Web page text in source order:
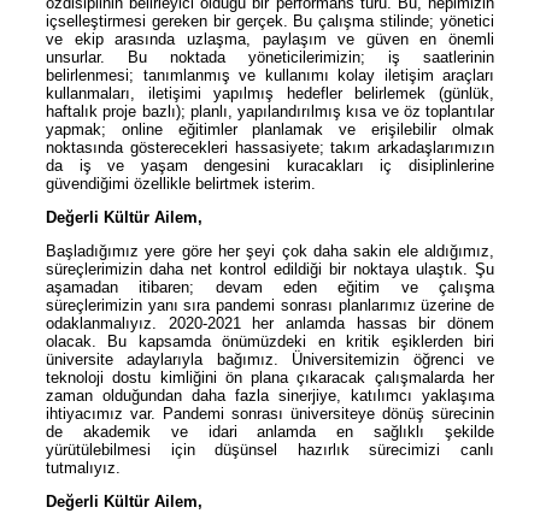
içselleştirmesi gereken bir gerçek. Bu çalışma stilinde; yönetici
ve ekip arasında uzlaşma, paylaşım ve güven en önemli
unsurlar. Bu noktada yöneticilerimizin; iş saatlerinin
belirlenmesi; tanımlanmış ve kullanımı kolay iletişim araçları
kullanmaları, iletişimi yapılmış hedefler belirlemek (günlük,
haftalık proje bazlı); planlı, yapılandırılmış kısa ve öz toplantılar
yapmak; online eğitimler planlamak ve erişilebilir olmak
noktasında gösterecekleri hassasiyete; takım arkadaşlarımızın
da iş ve yaşam dengesini kuracakları iç disiplinlerine
güvendiğimi özellikle belirtmek isterim.
Değerli Kültür Ailem,
Başladığımız yere göre her şeyi çok daha sakin ele aldığımız,
süreçlerimizin daha net kontrol edildiği bir noktaya ulaştık. Şu
aşamadan itibaren; devam eden eğitim ve çalışma
süreçlerimizin yanı sıra pandemi sonrası planlarımız üzerine de
odaklanmalıyız. 2020-2021 her anlamda hassas bir dönem
olacak. Bu kapsamda önümüzdeki en kritik eşiklerden biri
üniversite adaylarıyla bağımız. Üniversitemizin öğrenci ve
teknoloji dostu kimliğini ön plana çıkaracak çalışmalarda her
zaman olduğundan daha fazla sinerjiye, katılımcı yaklaşıma
ihtiyacımız var. Pandemi sonrası üniversiteye dönüş sürecinin
de akademik ve idari anlamda en sağlıklı şekilde
yürütülebilmesi için düşünsel hazırlık sürecimizi canlı
tutmalıyız.
Değerli Kültür Ailem,